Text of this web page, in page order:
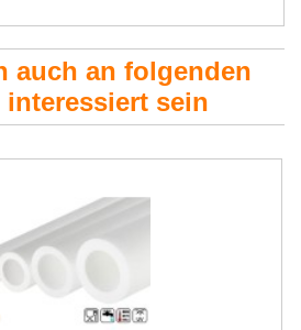
auch an folgenden
sein